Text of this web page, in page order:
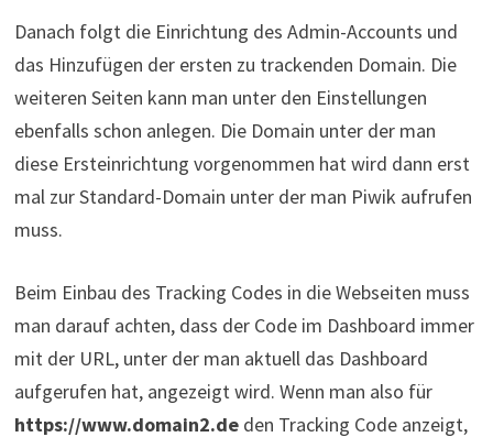
Danach folgt die Einrichtung des Admin-Accounts und
das Hinzufügen der ersten zu trackenden Domain. Die
weiteren Seiten kann man unter den Einstellungen
ebenfalls schon anlegen. Die Domain unter der man
diese Ersteinrichtung vorgenommen hat wird dann erst
mal zur Standard-Domain unter der man Piwik aufrufen
muss.
Beim Einbau des Tracking Codes in die Webseiten muss
man darauf achten, dass der Code im Dashboard immer
mit der URL, unter der man aktuell das Dashboard
aufgerufen hat, angezeigt wird. Wenn man also für
https://www.domain2.deden Tracking Code anzeigt,